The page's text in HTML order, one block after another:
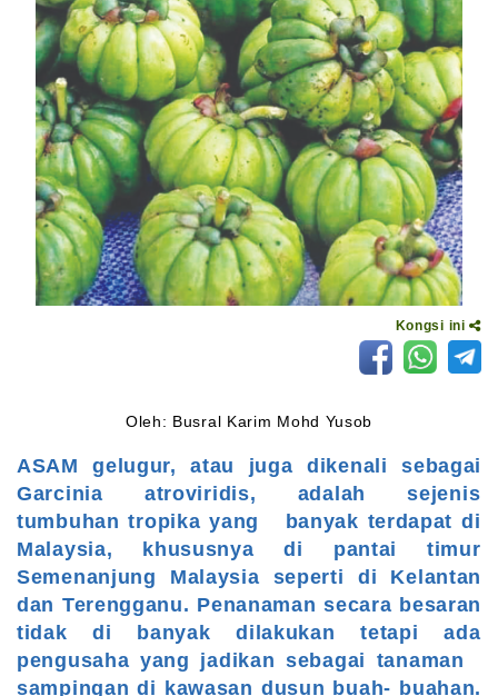
Kongsi ini
Oleh: Busral Karim Mohd Yusob
ASAM gelugur, atau juga dikenali sebagai
Garcinia atroviridis, adalah sejenis
tumbuhan tropika yang banyak terdapat di
Malaysia, khususnya di pantai timur
Semenanjung Malaysia seperti di Kelantan
dan Terengganu. Penanaman secara besaran
tidak di banyak dilakukan tetapi ada
pengusaha yang jadikan sebagai tanaman
sampingan di kawasan dusun buah- buahan.